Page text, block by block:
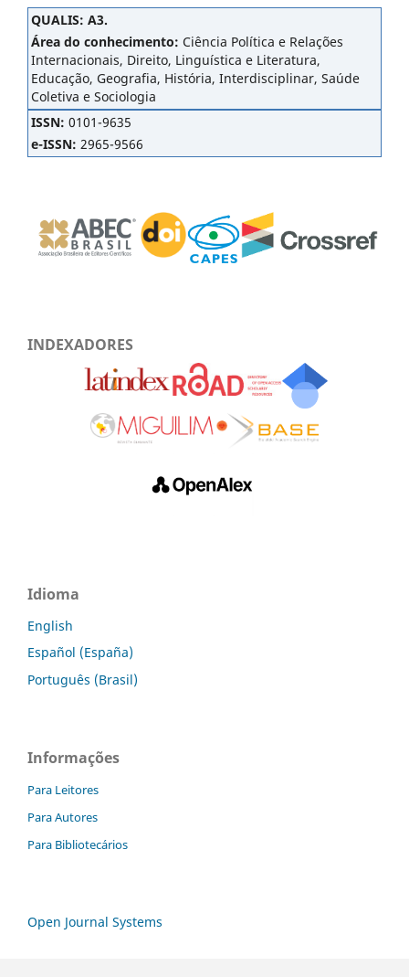
QUALIS: A3.
Área do conhecimento: Ciência Política e Relações
Internacionais, Direito, Linguística e Literatura,
Educação, Geografia, História, Interdisciplinar, Saúde
Coletiva e Sociologia
ISSN: 0101-9635
e-ISSN: 2965-9566
INDEXADORES
Idioma
English
Español (España)
Português (Brasil)
Informações
Para Leitores
Para Autores
Para Bibliotecários
Open Journal Systems